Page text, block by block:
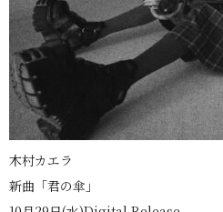
木村カエラ
新曲「君の傘」